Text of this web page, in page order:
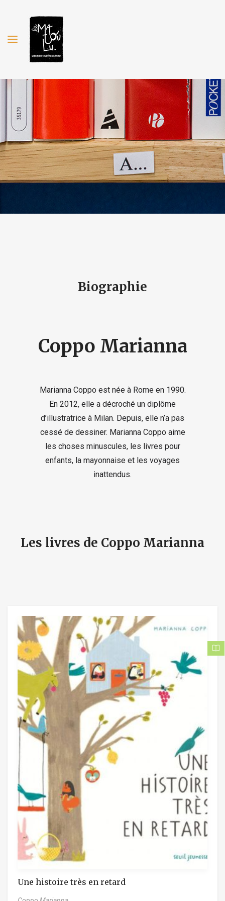
Biographie
Coppo Marianna
Marianna Coppo est née à Rome en 1990.
En 2012, elle a décroché un diplôme
d’illustratrice à Milan. Depuis, elle n’a pas
cessé de dessiner. Marianna Coppo aime
les choses minuscules, les livres pour
enfants, la mayonnaise et les voyages
inattendus.
Les livres de Coppo Marianna
Une histoire très en retard